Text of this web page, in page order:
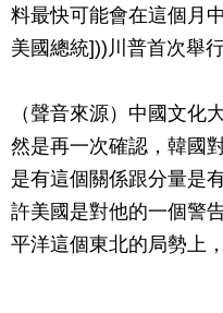
料最快可能會在這個月
美國總統]))川普首次舉行
（聲音來源）中國文化
然是再一次確認，韓國
是有這個關係跟分量是
許美國是對他的一個警
平洋這個東北的局勢上